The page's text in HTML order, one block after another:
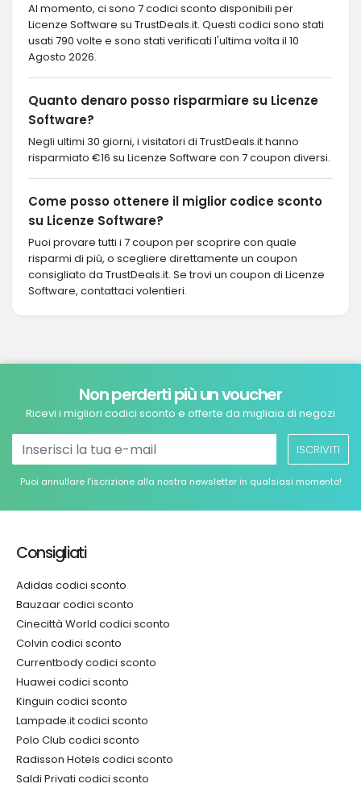
Al momento, ci sono 7 codici sconto disponibili per
Licenze Software su TrustDeals.it. Questi codici sono stati
usati 790 volte e sono stati verificati l'ultima volta il 10
Agosto 2026.
Quanto denaro posso risparmiare su Licenze
Software?
Negli ultimi 30 giorni, i visitatori di TrustDeals.it hanno
risparmiato €16 su Licenze Software con 7 coupon diversi.
Come posso ottenere il miglior codice sconto
su Licenze Software?
Puoi provare tutti i 7 coupon per scoprire con quale
risparmi di più, o scegliere direttamente un coupon
consigliato da TrustDeals.it. Se trovi un coupon di Licenze
Software, contattaci volentieri.
Non perderti più un voucher
Ricevi i migliori codici sconto e offerte da migliaia di negozi
ISCRIVITI
Puoi annullare l’iscrizione alla nostra newsletter in qualsiasi momento!
Consigliati
Adidas codici sconto
Bauzaar codici sconto
Cinecittà World codici sconto
Colvin codici sconto
Currentbody codici sconto
Huawei codici sconto
Kinguin codici sconto
Lampade.it codici sconto
Polo Club codici sconto
Radisson Hotels codici sconto
Saldi Privati codici sconto